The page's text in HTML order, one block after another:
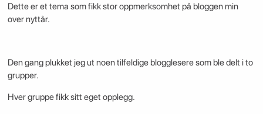
Dette er et tema som fikk stor oppmerksomhet på bloggen min
over nyttår.
Den gang plukket jeg ut noen tilfeldige blogglesere som ble delt i to
grupper.
Hver gruppe fikk sitt eget opplegg.